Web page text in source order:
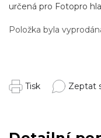
Položka byla
určená pro Fotopro
Tisk Zeptat